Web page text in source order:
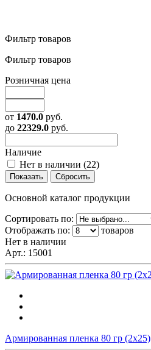
Фильтр товаров
Фильтр товаров
Розничная цена
от 1470.0 руб.
до 22329.0 руб.
Наличие
Нет в наличии (22)
Основной каталог продукции
Сортировать по:
Отображать по:
товаров
Нет в наличии
Арт.: 15001
Армированная пленка 80 гр (2х25)